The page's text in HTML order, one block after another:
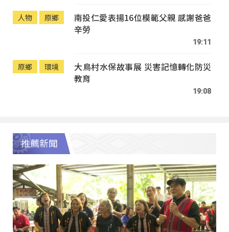
人物 原鄉
南投仁愛表揚16位模範父親 感謝爸爸
辛勞
19:11
原鄉 環境
大鳥村水保故事展 災害記憶轉化防災
教育
19:08
推薦新聞